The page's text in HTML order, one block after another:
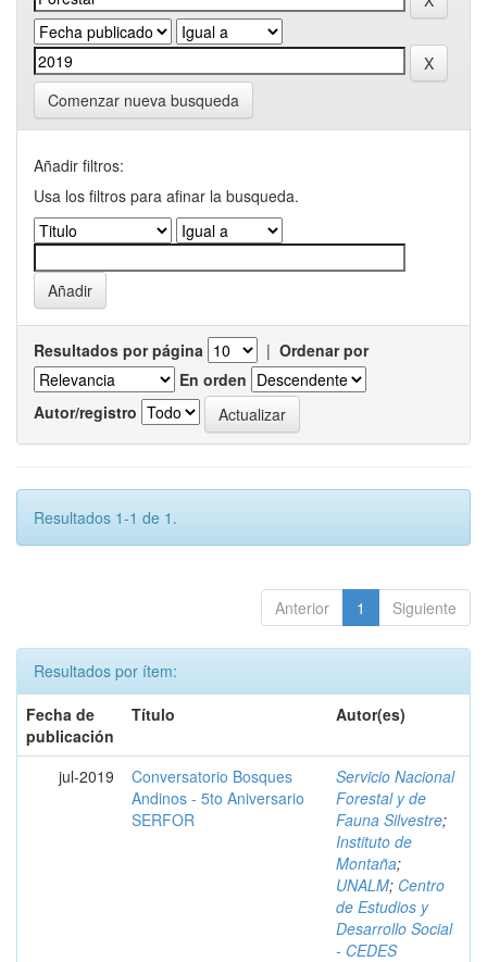
Comenzar nueva busqueda
Añadir filtros:
Usa los filtros para afinar la busqueda.
Resultados por página | Ordenar por
En orden
Autor/registro
Resultados 1-1 de 1.
Anterior 1 Siguiente
Resultados por ítem:
Fecha de
publicación
Título Autor(es)
jul-2019
Conversatorio Bosques
Andinos - 5to Aniversario
SERFOR
Servicio Nacional
Forestal y de
Fauna Silvestre;
Instituto de
Montaña;
UNALM; Centro
de Estudios y
Desarrollo Social
- CEDES